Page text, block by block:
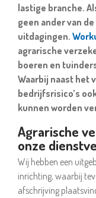
lastige branche.
geen ander van
uitdagingen.
agrarische
boeren en
Waarbij naast het
bedrijfsrisico’s
kunnen worden
Agrarische
onze
Wij hebben een
inrichting, waarbij
afschrijving